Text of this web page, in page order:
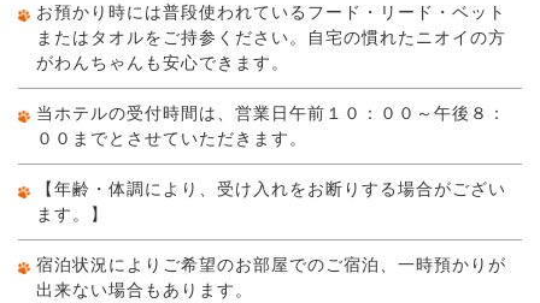
お預かり時には普段使われているフード・リード・ベット
またはタオルをご持参ください。自宅の慣れたニオイの方
がわんちゃんも安心できます。
当ホテルの受付時間は、営業日午前１０：００～午後８：
００までとさせていただきます。
【年齢・体調により、受け入れをお断りする場合がござい
ます。】
宿泊状況によりご希望のお部屋でのご宿泊、一時預かりが
出来ない場合もあります。